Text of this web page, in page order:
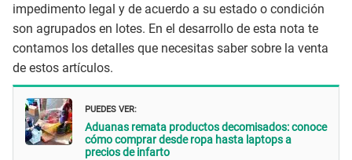
impedimento legal y de acuerdo a su estado o condición
son agrupados en lotes. En el desarrollo de esta nota te
contamos los detalles que necesitas saber sobre la venta
de estos artículos.
PUEDES VER:
Aduanas remata productos decomisados: conoce
cómo comprar desde ropa hasta laptops a
precios de infarto